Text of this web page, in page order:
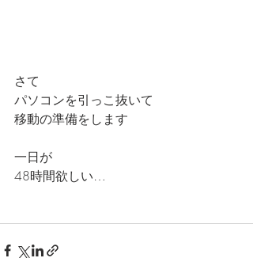
さて
パソコンを引っこ抜いて
移動の準備をします
一日が
48時間欲しい…